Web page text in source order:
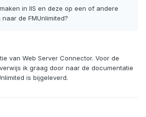
in IIS en deze op een of andere
de FMUnlimited?
van Web Server Connector. Voor de
ik graag door naar de documentatie
is bijgeleverd.